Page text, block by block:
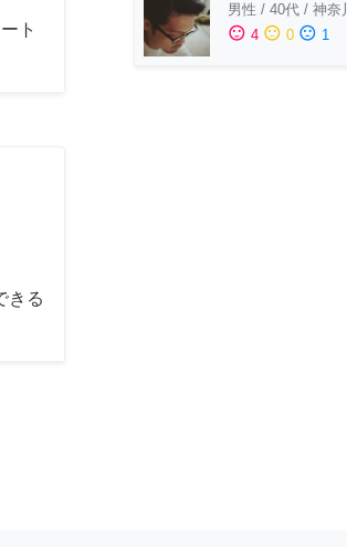
ト
男性 / 40代 / 神奈
sentiment_satisfied 4 sentiment_neutral 0 sentiment_dissatisfied 1
きる